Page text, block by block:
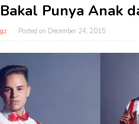
Punya Anak
Posted on December 24, 2015